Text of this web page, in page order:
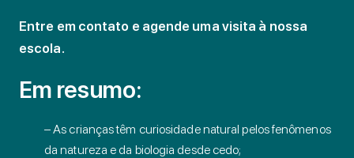
Entre em contato e agende uma visita à nossa
escola.
Em resumo:
– As crianças têm curiosidade natural pelos fenômenos
da natureza e da biologia desde cedo;